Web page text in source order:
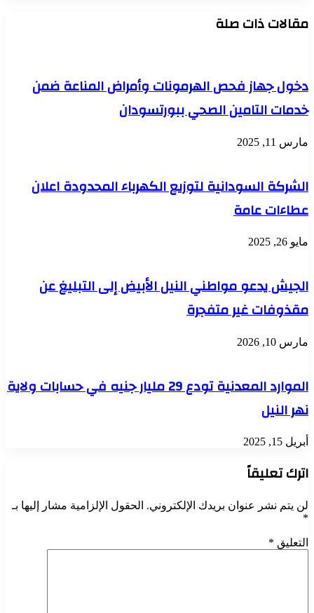
مقالات ذات صلة
دخول جهاز فحص الهرمونات وأمراض المناعة ضمن
خدمات التامين الصحي ببورتسودان
مارس 11, 2025
الشركة السودانية لتوزيع الكهرباء المحدودة اعلان
عطاءات عامة
مايو 26, 2025
الجيش يدعو مواطني النيل الأبيض إلى التبليغ عن
مقذوفات غير متفجرة
مارس 10, 2026
الموارد المعدنية تودع 29 مليار جنيه في حسابات ولاية
نهر النيل
أبريل 15, 2025
اترك تعليقاً
لن يتم نشر عنوان بريدك الإلكتروني. الحقول الإلزامية مشار إليها بـ
*
التعليق *